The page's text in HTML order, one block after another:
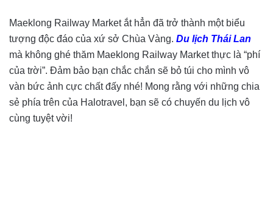
Maeklong Railway Market ắt hẳn đã trở thành một biểu
tượng độc đáo của xứ sở Chùa Vàng. Du lịch Thái Lan
mà không ghé thăm Maeklong Railway Market thực là “phí
của trời”. Đảm bảo bạn chắc chắn sẽ bỏ túi cho mình vô
vàn bức ảnh cực chất đấy nhé! Mong rằng với những chia
sẻ phía trên của Halotravel, bạn sẽ có chuyến du lịch vô
cùng tuyệt vời!